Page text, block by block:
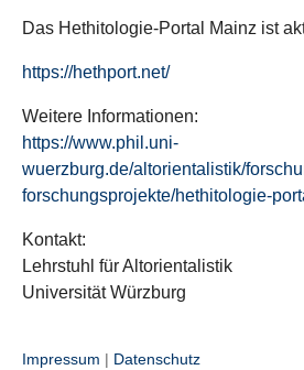
Das Hethitologie-Portal Mainz ist
https://hethport.net/
Weitere Informationen:
https://www.phil.uni-
wuerzburg.de/altorientalistik/
forschungsprojekte/hethitologie-
Kontakt:
Lehrstuhl für Altorientalistik
Universität Würzburg
Impressum | Datenschutz